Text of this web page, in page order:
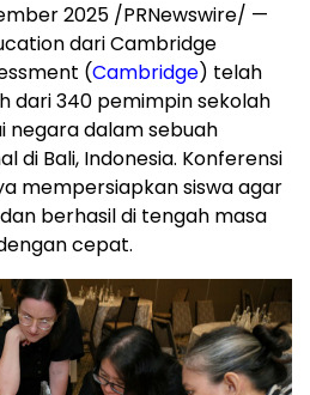
2025 /PRNewswire/ —
dariCambridge
(Cambridge) telah
dari 340 pemimpin sekolah
negara dalam sebuah
di Bali, Indonesia. Konferensi
mempersiapkan siswa agar
berhasil di tengah masa
cepat.